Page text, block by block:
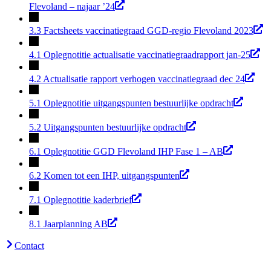
Flevoland – najaar ’24
3.3 Factsheets vaccinatiegraad GGD-regio Flevoland 2023
4.1 Oplegnotitie actualisatie vaccinatiegraadrapport jan-25
4.2 Actualisatie rapport verhogen vaccinatiegraad dec 24
5.1 Oplegnotitie uitgangspunten bestuurlijke opdracht
5.2 Uitgangspunten bestuurlijke opdracht
6.1 Oplegnotitie GGD Flevoland IHP Fase 1 – AB
6.2 Komen tot een IHP, uitgangspunten
7.1 Oplegnotitie kaderbrief
8.1 Jaarplanning AB
Contact